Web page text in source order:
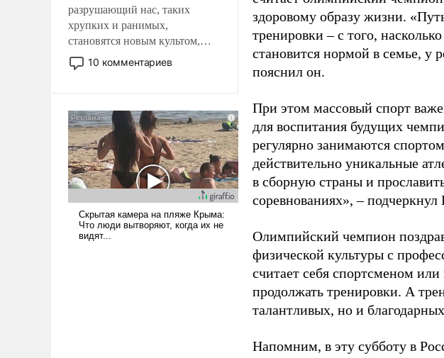
разрушающий нас, таких
хрупких и ранимых,
становятся новым культом,
постепенно вытесняя и
отменяя традиционное
ударами судьбы, брать на себя
ответственность, помогать
слабым, идти вперед и
адаптироваться.
10 комментариев
здоровому образу жизни.
тренировки – с того,
становится нормой в семье, у
пояснил он.
При этом массовый спорт
для воспитания будущих
регулярно занимаются
действительно уникальные
в сборную страны и
соревнованиях», – подчеркнул
Олимпийский чемпион
физической культуры с
считает себя спортсменом или
продолжать тренировки. А
талантливых, но и
Напомним, в эту субботу в